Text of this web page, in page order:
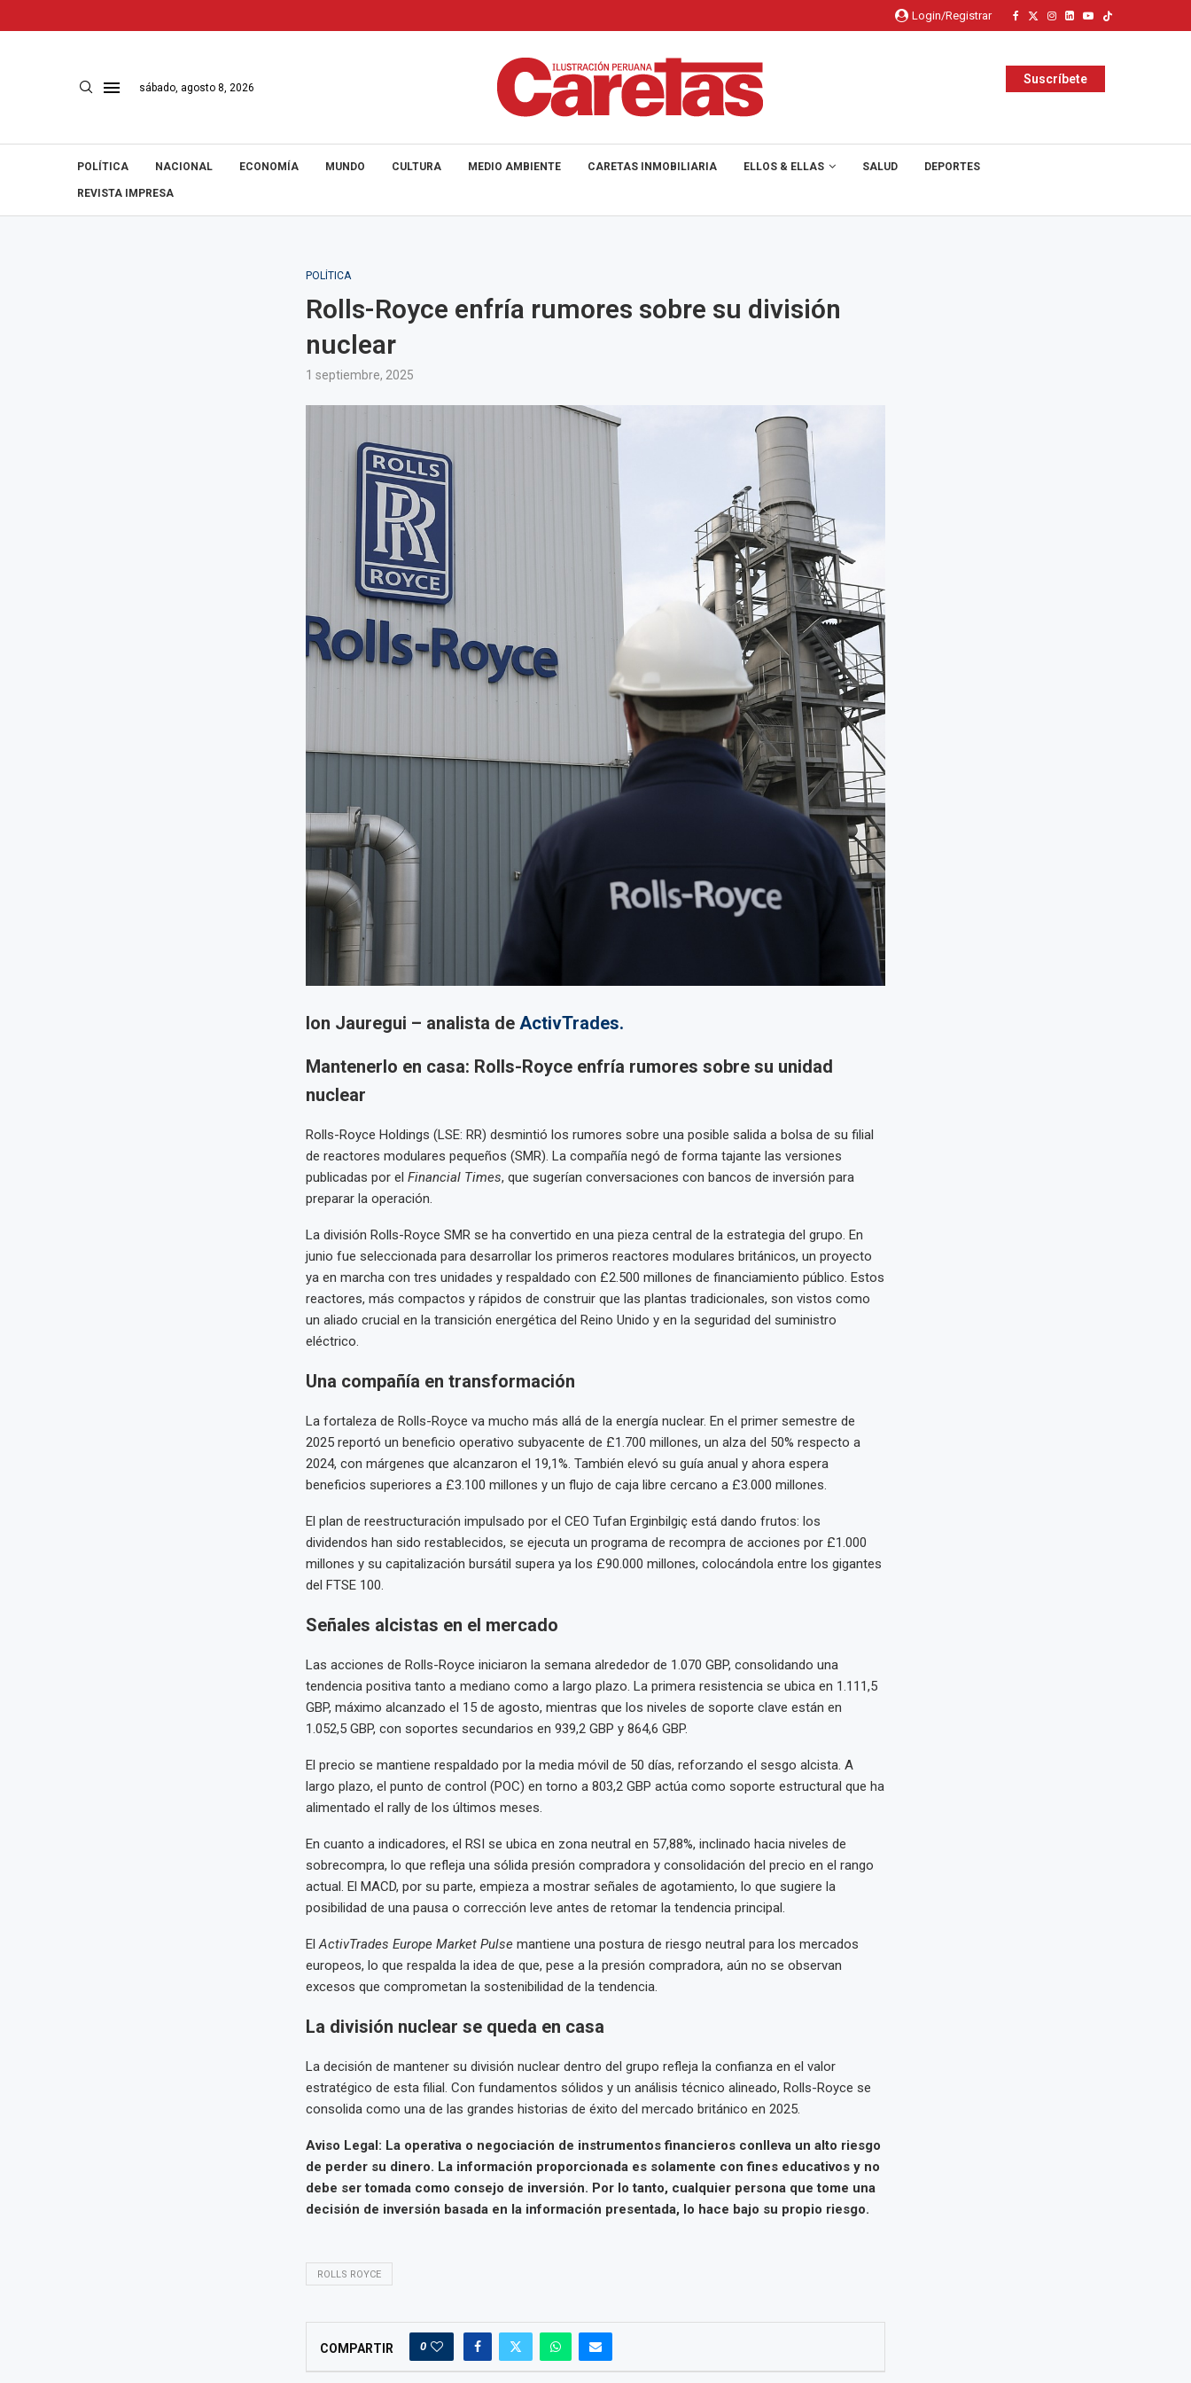
Login/Registrar
sábado, agosto 8, 2026
Suscríbete
POLÍTICA NACIONAL ECONOMÍA MUNDO CULTURA MEDIO AMBIENTE CARETAS INMOBILIARIA ELLOS & ELLAS SALUD DEPORTES
REVISTA IMPRESA
POLÍTICA
Rolls-Royce enfría rumores sobre su división
nuclear
1 septiembre, 2025
Ion Jauregui – analista de ActivTrades.
Mantenerlo en casa: Rolls-Royce enfría rumores sobre su unidad
nuclear
Rolls-Royce Holdings (LSE: RR) desmintió los rumores sobre una posible salida a bolsa de su filial
de reactores modulares pequeños (SMR). La compañía negó de forma tajante las versiones
publicadas por el Financial Times, que sugerían conversaciones con bancos de inversión para
preparar la operación.
La división Rolls-Royce SMR se ha convertido en una pieza central de la estrategia del grupo. En
junio fue seleccionada para desarrollar los primeros reactores modulares británicos, un proyecto
ya en marcha con tres unidades y respaldado con £2.500 millones de financiamiento público. Estos
reactores, más compactos y rápidos de construir que las plantas tradicionales, son vistos como
un aliado crucial en la transición energética del Reino Unido y en la seguridad del suministro
eléctrico.
Una compañía en transformación
La fortaleza de Rolls-Royce va mucho más allá de la energía nuclear. En el primer semestre de
2025 reportó un beneficio operativo subyacente de £1.700 millones, un alza del 50% respecto a
2024, con márgenes que alcanzaron el 19,1%. También elevó su guía anual y ahora espera
beneficios superiores a £3.100 millones y un flujo de caja libre cercano a £3.000 millones.
El plan de reestructuración impulsado por el CEO Tufan Erginbilgiç está dando frutos: los
dividendos han sido restablecidos, se ejecuta un programa de recompra de acciones por £1.000
millones y su capitalización bursátil supera ya los £90.000 millones, colocándola entre los gigantes
del FTSE 100.
Señales alcistas en el mercado
Las acciones de Rolls-Royce iniciaron la semana alrededor de 1.070 GBP, consolidando una
tendencia positiva tanto a mediano como a largo plazo. La primera resistencia se ubica en 1.111,5
GBP, máximo alcanzado el 15 de agosto, mientras que los niveles de soporte clave están en
1.052,5 GBP, con soportes secundarios en 939,2 GBP y 864,6 GBP.
El precio se mantiene respaldado por la media móvil de 50 días, reforzando el sesgo alcista. A
largo plazo, el punto de control (POC) en torno a 803,2 GBP actúa como soporte estructural que ha
alimentado el rally de los últimos meses.
En cuanto a indicadores, el RSI se ubica en zona neutral en 57,88%, inclinado hacia niveles de
sobrecompra, lo que refleja una sólida presión compradora y consolidación del precio en el rango
actual. El MACD, por su parte, empieza a mostrar señales de agotamiento, lo que sugiere la
posibilidad de una pausa o corrección leve antes de retomar la tendencia principal.
ElActivTrades Europe Market Pulsemantiene una postura de riesgo neutral para los mercados
europeos, lo que respalda la idea de que, pese a la presión compradora, aún no se observan
excesos que comprometan la sostenibilidad de la tendencia.
La división nuclear se queda en casa
La decisión de mantener su división nuclear dentro del grupo refleja la confianza en el valor
estratégico de esta filial. Con fundamentos sólidos y un análisis técnico alineado, Rolls-Royce se
consolida como una de las grandes historias de éxito del mercado británico en 2025.
Aviso Legal: La operativa o negociación de instrumentos financieros conlleva un alto riesgo
de perder su dinero. La información proporcionada es solamente con fines educativos y no
debe ser tomada como consejo de inversión. Por lo tanto, cualquier persona que tome una
decisión de inversión basada en la información presentada, lo hace bajo su propio riesgo.
ROLLS ROYCE
COMPARTIR 0